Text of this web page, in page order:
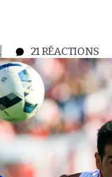
21 RÉACTIONS